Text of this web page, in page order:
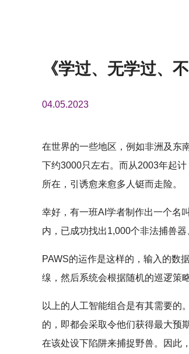
《学过、无学过、
04.05.2023
在世界的一些地区，例如非洲及东
下约3000只左右。而从2003年起
所在，引诱愈来愈多人铤而走险。
幸好，有一班AI学者制作出一个名
内，已成功找出1,000个非法捕兽
PAWS的运作是这样的，输入的数
缐，然后系统会根据随机的巡逻策
以上的人工智能组合是有其需要的
的，即都会采取令他们获得最大预
在该处设下陷阱来捕捉野兽。因此